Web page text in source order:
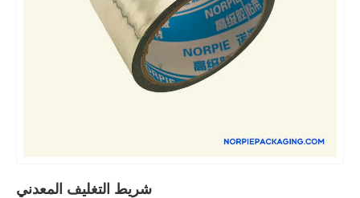
شريط التغليف المعدني